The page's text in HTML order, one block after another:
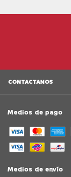
CONTACTANOS
Medios de pago
Medios de envío